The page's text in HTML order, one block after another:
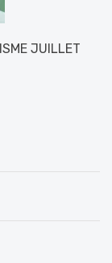
JUILLET